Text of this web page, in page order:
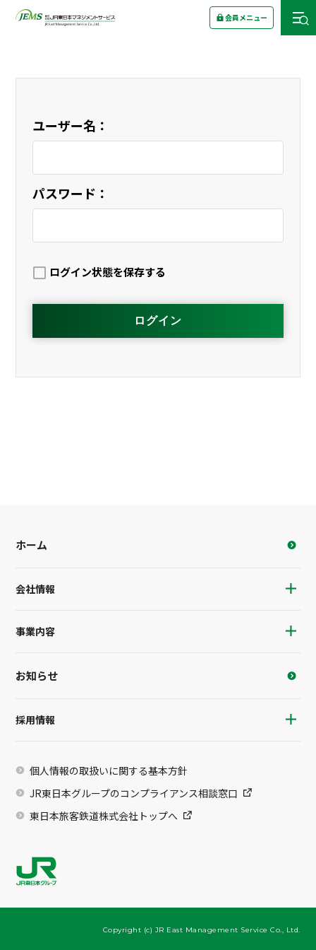
会員メニュー
ユーザー名：
パスワード：
ログイン状態を保存する
ホーム
会社情報
事業内容
お知らせ
採用情報
個人情報の取扱いに関する基本方針
JR東日本グループのコンプライアンス相談窓口
東日本旅客鉄道株式会社トップへ
Copyright (c) JR East Management Service Co., Ltd.